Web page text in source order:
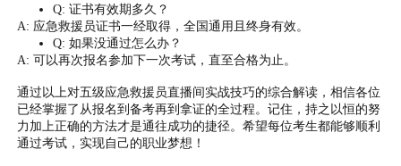
Q: 证书有效期多久？
A: 应急救援员证书一经取得，全国通用且终身有效。
Q: 如果没通过怎么办？
A: 可以再次报名参加下一次考试，直至合格为止。
通过以上对五级应急救援员直播间实战技巧的综合解读，相信各位
已经掌握了从报名到备考再到拿证的全过程。记住，持之以恒的努
力加上正确的方法才是通往成功的捷径。希望每位考生都能够顺利
通过考试，实现自己的职业梦想！